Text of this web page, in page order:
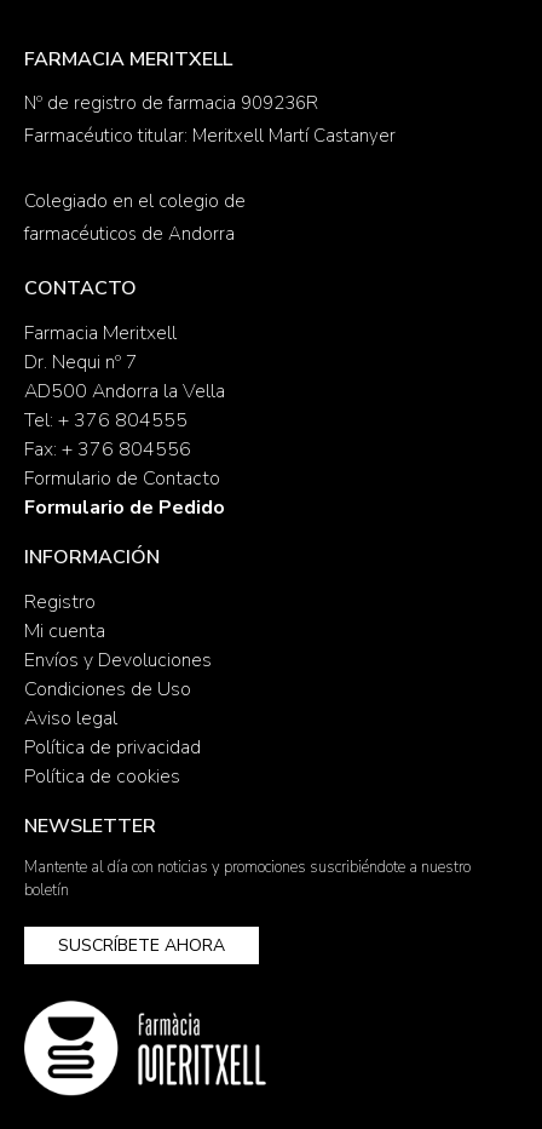
FARMACIA MERITXELL
Nº de registro de farmacia 909236R
Farmacéutico titular: Meritxell Martí Castanyer
Colegiado en el colegio de
farmacéuticos de Andorra
CONTACTO
Farmacia Meritxell
Dr. Nequi nº 7
AD500 Andorra la Vella
Tel: + 376 804555
Fax: + 376 804556
Formulario de Contacto
Formulario de Pedido
INFORMACIÓN
Registro
Mi cuenta
Envíos y Devoluciones
Condiciones de Uso
Aviso legal
Política de privacidad
Política de cookies
NEWSLETTER
Mantente al día con noticias y promociones suscribiéndote a nuestro
boletín
SUSCRÍBETE AHORA